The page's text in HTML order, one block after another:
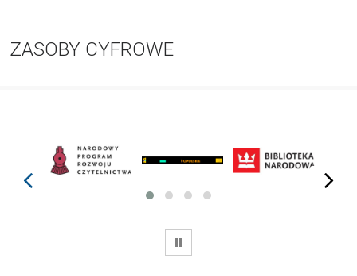
ZASOBY CYFROWE
prev next
WSTRZYMAJ